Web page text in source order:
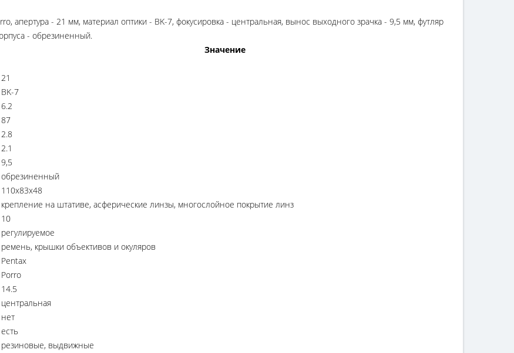
апертура - 21 мм, материал оптики - BK-7, фокусировка - центральная, вынос выходного зрачка - 9,5 мм, футляр
- обрезиненный.
Значение
21
BK-7
6.2
87
2.8
2.1
9,5
обрезиненный
110x83x48
крепление на штативе, асферические линзы, многослойное покрытие линз
10
регулируемое
ремень, крышки объективов и окуляров
Pentax
Porro
14.5
центральная
нет
есть
резиновые, выдвижные